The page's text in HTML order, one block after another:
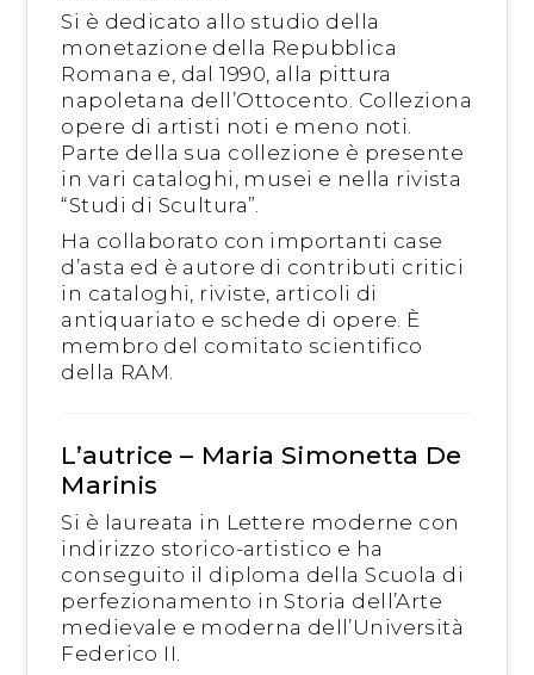
Si è dedicato allo studio della
monetazione della Repubblica
Romana e, dal 1990, alla pittura
napoletana dell’Ottocento. Colleziona
opere di artisti noti e meno noti.
Parte della sua collezione è presente
in vari cataloghi, musei e nella rivista
“Studi di Scultura”.
Ha collaborato con importanti case
d’asta ed è autore di contributi critici
in cataloghi, riviste, articoli di
antiquariato e schede di opere. È
membro del comitato scientifico
della RAM.
L’autrice – Maria Simonetta De
Marinis
Si è laureata in Lettere moderne con
indirizzo storico-artistico e ha
conseguito il diploma della Scuola di
perfezionamento in Storia dell’Arte
medievale e moderna dell’Università
Federico II.